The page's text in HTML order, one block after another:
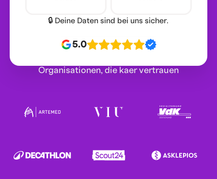
🔒 Deine Daten sind bei uns sicher.
5.0
Organisationen, die kaer vertrauen